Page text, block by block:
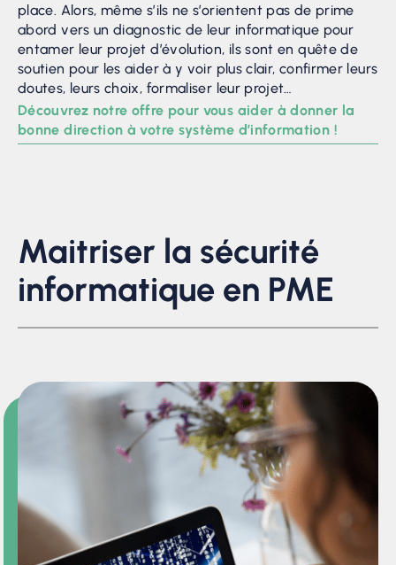
place. Alors, même s’ils ne s’orientent pas de prime
abord vers un diagnostic de leur informatique pour
entamer leur projet d’évolution, ils sont en quête de
soutien pour les aider à y voir plus clair, confirmer leurs
doutes, leurs choix, formaliser leur projet…
Découvrez notre offre pour vous aider à donner la
bonne direction à votre système d’information !
Maitriser la sécurité
informatique en PME